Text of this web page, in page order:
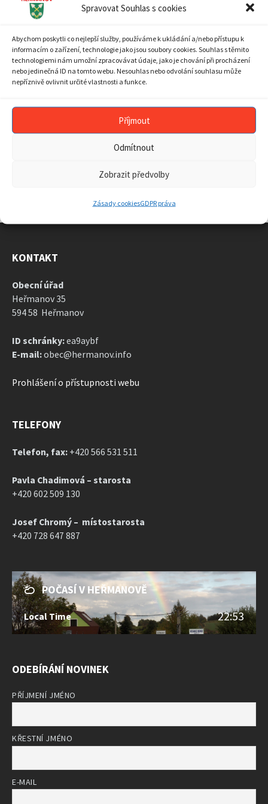
Spravovat Souhlas s cookies
Abychom poskytli co nejlepší služby, používáme k ukládání a/nebo přístupu k
informacím o zařízení, technologie jako jsou soubory cookies. Souhlas s těmito
technologiemi nám umožní zpracovávat údaje, jako je chování při procházení
nebo jedinečná ID na tomto webu. Nesouhlas nebo odvolání souhlasu může
nepříznivě ovlivnit určité vlastnosti a funkce.
Příjmout
Odmítnout
Zobrazit předvolby
Zásady cookiesGDPR práva
Skip
calendar
27 29 30 31
2
10
11 12 13 14 15
16
17
18 19 20 21 22
23
24
25 26 27
calendar
ARCHIV AKTUALIT
KONTAKT
Obecní úřad
Heřmanov 35
594 58 Heřmanov
ID schránky:ea9aybf
E-mail:obec@hermanov.info
Prohlášení o přístupnosti webu
TELEFONY
Telefon, fax: +420 566 531 511
Pavla Chadimová – starosta
+420 602 509 130
Josef Chromý – místostarosta
+420 728 647 887
POČASÍ V HEŘMANOVĚ
Local Time 22:53
ODEBÍRÁNÍ NOVINEK
PŘÍJMENÍ JMÉNO
KŘESTNÍ JMÉNO
E-MAIL